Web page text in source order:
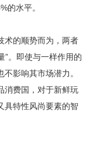
的水平。
的顺势而为，两者
”。即使与一样作用的
影响其市场潜力。
消费国，对于新鲜玩
具特性风尚要素的智